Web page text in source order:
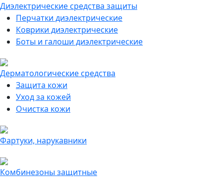
Диэлектрические средства защиты
Перчатки диэлектрические
Коврики диэлектрические
Боты и галоши диэлектрические
Дерматологические средства
Защита кожи
Уход за кожей
Очистка кожи
Фартуки, нарукавники
Комбинезоны защитные